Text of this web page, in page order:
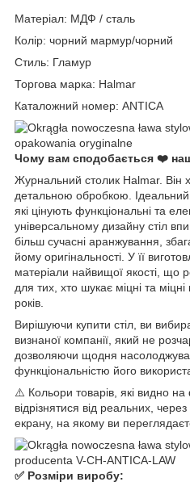
Матеріал: МДФ / сталь
Колір: чорний мармур/чорний
Стиль: Гламур
Торгова марка: Halmar
Каталожний номер: ANTICA
Чому вам сподобається ❤️
Журнальний столик Halmar. Він
детальною обробкою.
які цінують функціональні та
універсальному дизайну стіл
більш сучасні аранжування,
йому оригінальності. У її
матеріали найвищої якості, що
для тих, хто шукає міцні та
років.
Вирішуючи купити стіл, ви
визнаної компанії, який не
дозволяючи щодня
функціональністю його
⚠️ Кольори товарів, які видно
відрізнятися від реальних,
екрану, на якому ви
✅ Розміри виробу: